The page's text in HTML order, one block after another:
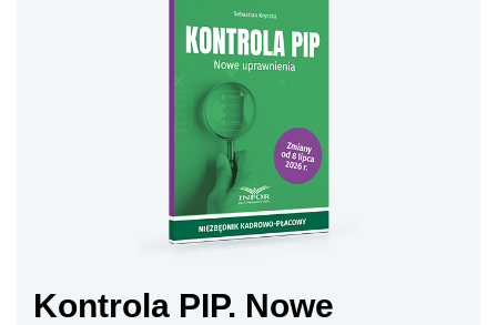
Kontrola PIP. Nowe